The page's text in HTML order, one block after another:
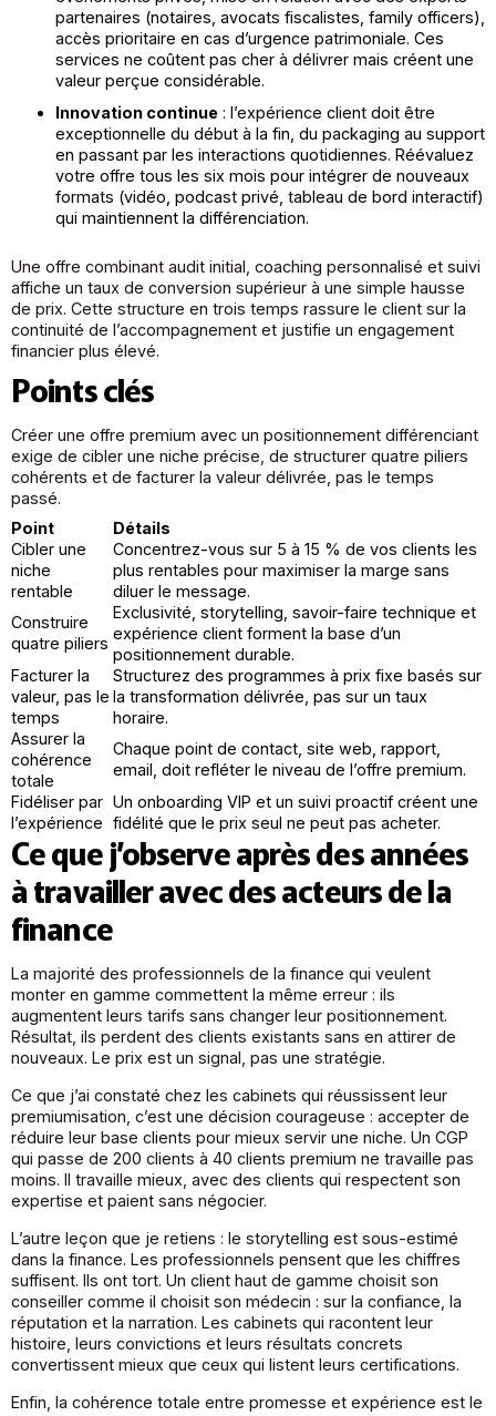
partenaires (notaires, avocats fiscalistes, family officers),
accès prioritaire en cas d’urgence patrimoniale. Ces
services ne coûtent pas cher à délivrer mais créent une
valeur perçue considérable.
Innovation continue : l’expérience client doit être
exceptionnelle du début à la fin, du packaging au support
en passant par les interactions quotidiennes. Réévaluez
votre offre tous les six mois pour intégrer de nouveaux
formats (vidéo, podcast privé, tableau de bord interactif)
qui maintiennent la différenciation.
Une offre combinant audit initial, coaching personnalisé et suivi
affiche un taux de conversion supérieur à une simple hausse
de prix. Cette structure en trois temps rassure le client sur la
continuité de l’accompagnement et justifie un engagement
financier plus élevé.
Points clés
Créer une offre premium avec un positionnement différenciant
exige de cibler une niche précise, de structurer quatre piliers
cohérents et de facturer la valeur délivrée, pas le temps
passé.
Point
Détails
Cibler une
niche
rentable
Concentrez-vous sur 5 à 15 % de vos clients les
plus rentables pour maximiser la marge sans
diluer le message.
Construire
quatre piliers
Exclusivité, storytelling, savoir-faire technique et
expérience client forment la base d’un
positionnement durable.
Facturer la
valeur, pas le
temps
Structurez des programmes à prix fixe basés sur
la transformation délivrée, pas sur un taux
horaire.
Assurer la
cohérence
totale
Chaque point de contact, site web, rapport,
email, doit refléter le niveau de l’offre premium.
Fidéliser par
l’expérience
Un onboarding VIP et un suivi proactif créent une
fidélité que le prix seul ne peut pas acheter.
Ce que j’observe après des années
à travailler avec des acteurs de la
finance
La majorité des professionnels de la finance qui veulent
monter en gamme commettent la même erreur : ils
augmentent leurs tarifs sans changer leur positionnement.
Résultat, ils perdent des clients existants sans en attirer de
nouveaux. Le prix est un signal, pas une stratégie.
Ce que j’ai constaté chez les cabinets qui réussissent leur
premiumisation, c’est une décision courageuse : accepter de
réduire leur base clients pour mieux servir une niche. Un CGP
qui passe de 200 clients à 40 clients premium ne travaille pas
moins. Il travaille mieux, avec des clients qui respectent son
expertise et paient sans négocier.
L’autre leçon que je retiens : le storytelling est sous-estimé
dans la finance. Les professionnels pensent que les chiffres
suffisent. Ils ont tort. Un client haut de gamme choisit son
conseiller comme il choisit son médecin : sur la confiance, la
réputation et la narration. Les cabinets qui racontent leur
histoire, leurs convictions et leurs résultats concrets
convertissent mieux que ceux qui listent leurs certifications.
Enfin, la cohérence totale entre promesse et expérience est le